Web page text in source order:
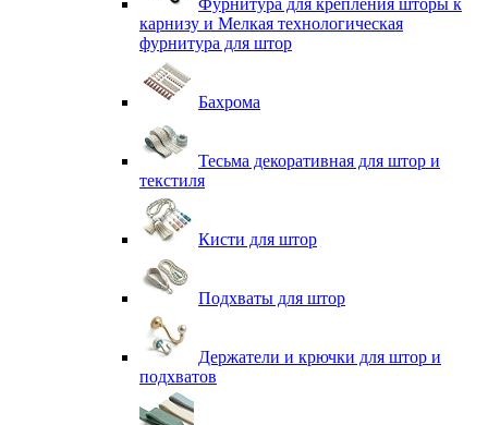
Фурнитура для крепления шторы к
карнизу и Мелкая технологическая
фурнитура для штор
Бахрома
Тесьма декоративная для штор и
текстиля
Кисти для штор
Подхваты для штор
Держатели и крючки для штор и
подхватов